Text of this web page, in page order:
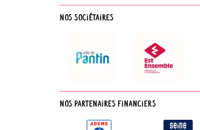
Nos sociétaires
Nos partenaires financiers